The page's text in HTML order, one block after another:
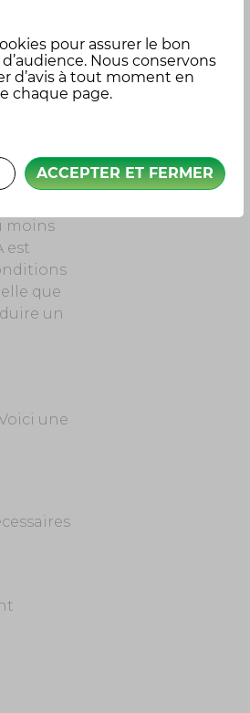
si vous
et le
kW (47,5
moins
est
que
un
une
pour assurer le bon
Nous conservons
d’avis à tout moment en
chaque page.
ACCEPTER ET FERMER